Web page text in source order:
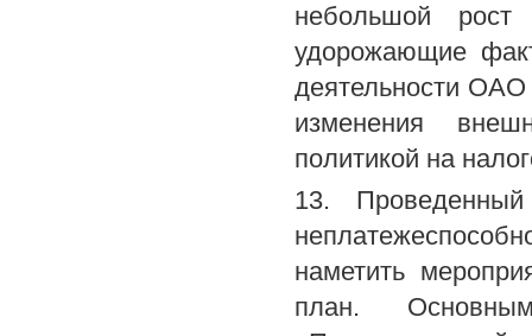
небольшой рост
удорожающие
деятельности ОАО
изменения
политикой на
13.
наметить
план.